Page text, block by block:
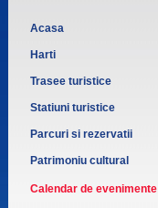
Acasa
Harti
Trasee turistice
Statiuni turistice
Parcuri si rezervatii
Patrimoniu cultural
Calendar de evenimente